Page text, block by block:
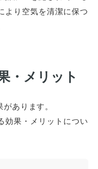
より空気を清潔に保つ
・メリット
あります。
効果・メリットについ